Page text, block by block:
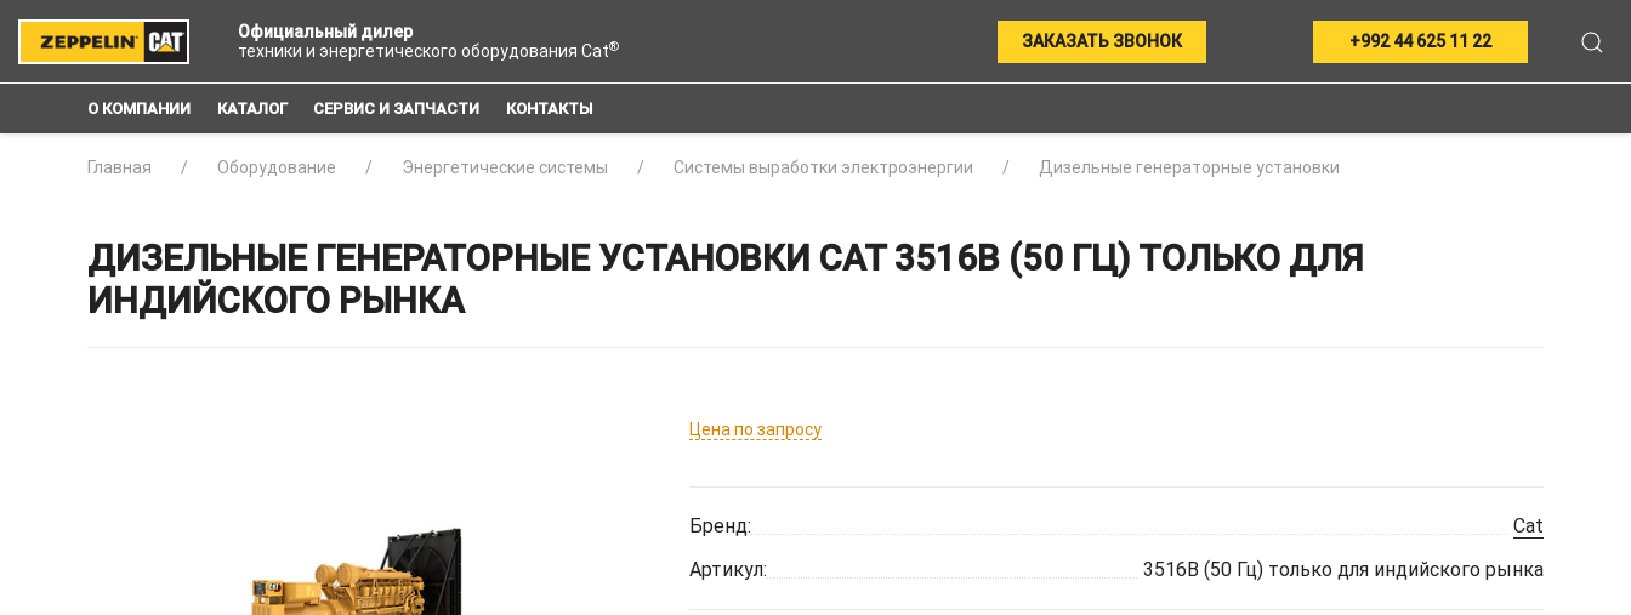
Официальный дилер
техники и энергетического оборудования Cat® ЗАКАЗАТЬ ЗВОНОК +992 44 625 11 22
О КОМПАНИИ КАТАЛОГ СЕРВИС И ЗАПЧАСТИ КОНТАКТЫ
Главная Оборудование Энергетические системы Системы выработки электроэнергии Дизельные генераторные установки
ДИЗЕЛЬНЫЕ ГЕНЕРАТОРНЫЕ УСТАНОВКИ CAT 3516B (50 ГЦ) ТОЛЬКО ДЛЯ
ИНДИЙСКОГО РЫНКА
Цена по запросу
Бренд:
Cat
Артикул:
3516B (50 Гц) только для индийского рынка